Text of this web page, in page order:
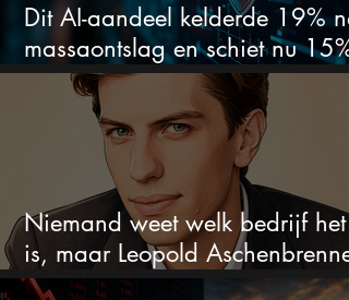
Dit AI-aandeel kelderde 19% na
massaontslag en schiet nu 15%
omhoog
Niemand weet welk bedrijf het
is, maar Leopold Aschenbrenner
zet er nu $500 miljoen op